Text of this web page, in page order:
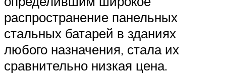
распространение панельных
стальных батарей в зданиях
любого назначения, стала их
сравнительно низкая цена.